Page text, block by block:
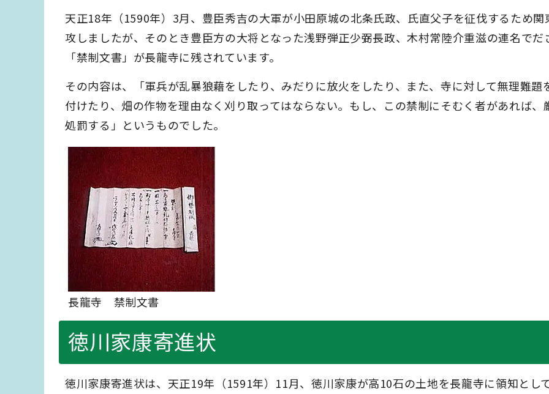
天正18年（1590年）3月、豊臣秀吉の大軍が小田原城の北条氏政、氏直父子を征伐するため関
攻しましたが、そのとき豊臣方の大将となった浅野弾正少弼長政、木村常陸介重滋の連名でだ
「禁制文書」が長龍寺に残されています。
その内容は、「軍兵が乱暴狼藉をしたり、みだりに放火をしたり、また、寺に対して無理難題
付けたり、畑の作物を理由なく刈り取ってはならない。もし、この禁制にそむく者があれば、
処罰する」というものでした。
長龍寺 禁制文書
徳川家康寄進状
徳川家康寄進状は、天正19年（1591年）11月、徳川家康が高10石の土地を長龍寺に領知とし